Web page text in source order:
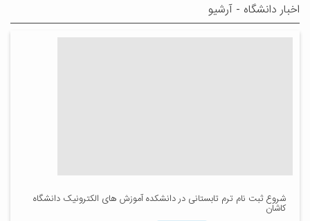
اخبار دانشگاه - آرشیو
شروع ثبت نام ترم تابستانی در دانشکده آموزش های الکترونیک دانشگاه
کاشان